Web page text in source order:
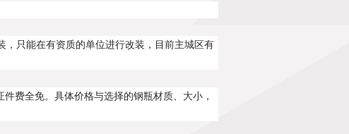
，只能在有资质的单位进行改装，目前主城区有
费全免。具体价格与选择的钢瓶材质、大小，